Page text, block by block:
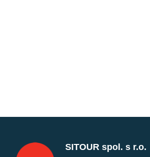
SITOUR spol. s r.o.